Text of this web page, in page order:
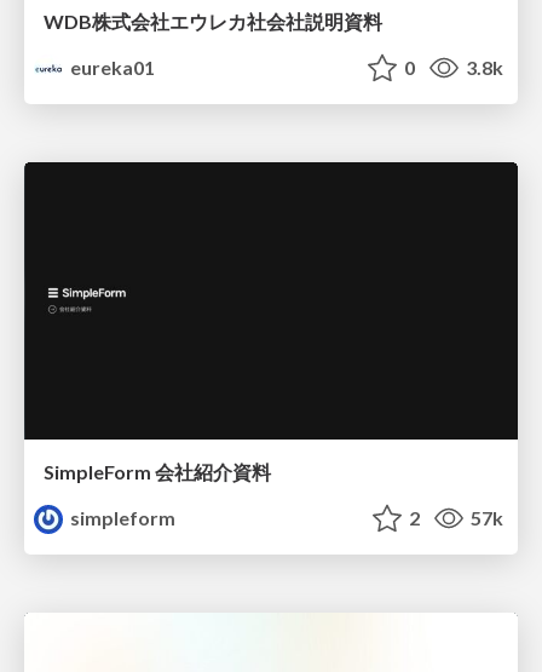
WDB株式会社エウレカ社会社説明資料
eureka01
0 3.8k
SimpleForm 会社紹介資料
simpleform
2 57k